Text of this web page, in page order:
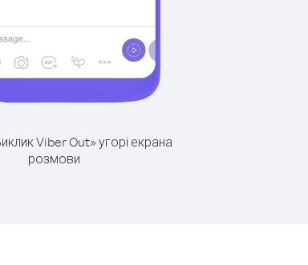
Viber Out» угорі екрана
розмови